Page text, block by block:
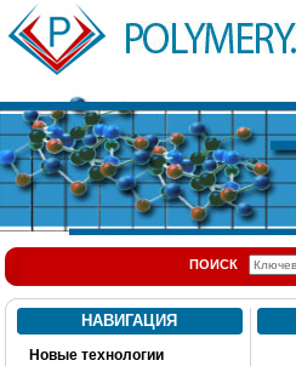
ПОИСК
НАВИГАЦИЯ
Новые технологии